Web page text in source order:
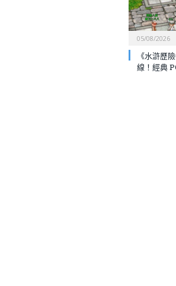
05/08/2026
《水滸歷
線！經典